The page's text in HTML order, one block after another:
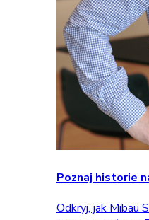
Poznaj historie
Odkryj, jak Mibau